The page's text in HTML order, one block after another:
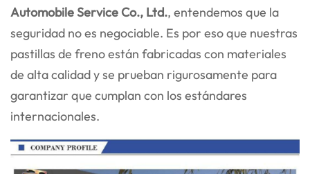
Automobile Service Co., Ltd., entendemos que la
seguridad no es negociable. Es por eso que nuestras
pastillas de freno están fabricadas con materiales
de alta calidad y se prueban rigurosamente para
garantizar que cumplan con los estándares
internacionales.